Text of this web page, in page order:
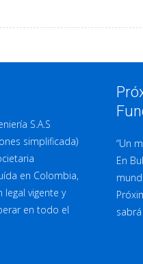
S.A.S
simplificada)
en Colombia,
vigente y
en todo el
“Un
En